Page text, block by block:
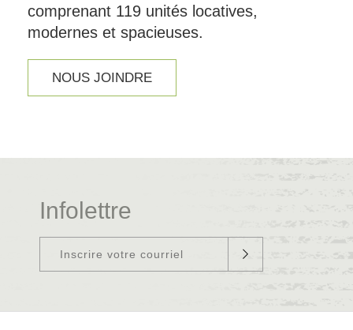
comprenant 119 unités locatives,
modernes et spacieuses.
NOUS JOINDRE
Infolettre